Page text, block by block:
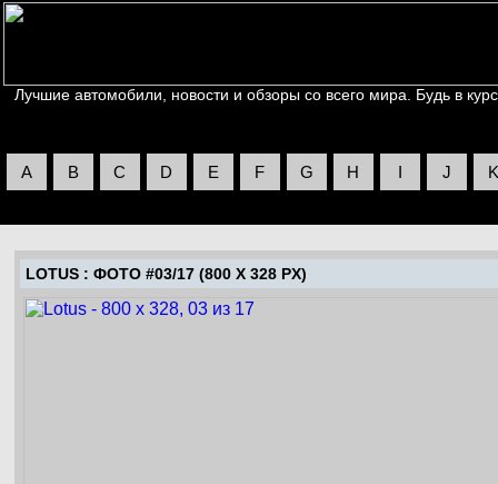
Лучшие автомобили, новости и обзоры со всего мира. Будь в
A B C D E F G H I J K
LOTUS : ФОТО #03/17 (800 X 328 PX)